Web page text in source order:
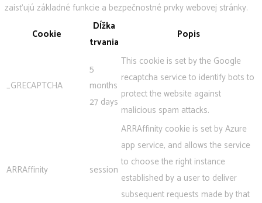
zaisťujú základné funkcie a bezpečnostné prvky webovej stránky.
Cookie
Dĺžka
trvania
Popis
_GRECAPTCHA
5
months
27 days
This cookie is set by the Google
recaptcha service to identify bots to
protect the website against
malicious spam attacks.
ARRAffinity session
ARRAffinity cookie is set by Azure
app service, and allows the service
to choose the right instance
established by a user to deliver
subsequent requests made by that